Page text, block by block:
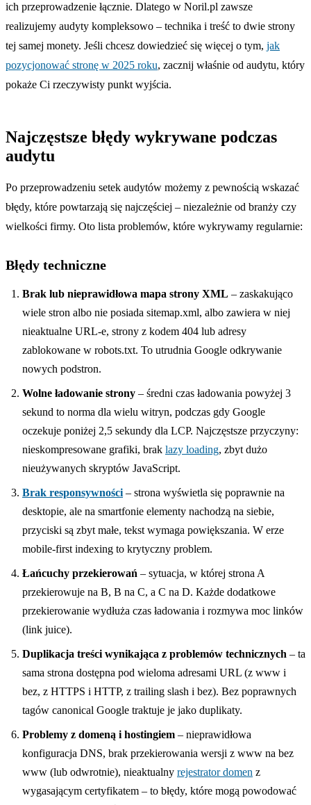
ich przeprowadzenie łącznie. Dlatego w Noril.pl zawsze
realizujemy audyty kompleksowo – technika i treść to dwie strony
tej samej monety. Jeśli chcesz dowiedzieć się więcej o tym, jak
pozycjonować stronę w 2025 roku, zacznij właśnie od audytu, który
pokaże Ci rzeczywisty punkt wyjścia.
Najczęstsze błędy wykrywane podczas
audytu
Po przeprowadzeniu setek audytów możemy z pewnością wskazać
błędy, które powtarzają się najczęściej – niezależnie od branży czy
wielkości firmy. Oto lista problemów, które wykrywamy regularnie:
Błędy techniczne
Brak lub nieprawidłowa mapa strony XML – zaskakująco
wiele stron albo nie posiada sitemap.xml, albo zawiera w niej
nieaktualne URL-e, strony z kodem 404 lub adresy
zablokowane w robots.txt. To utrudnia Google odkrywanie
nowych podstron.
Wolne ładowanie strony – średni czas ładowania powyżej 3
sekund to norma dla wielu witryn, podczas gdy Google
oczekuje poniżej 2,5 sekundy dla LCP. Najczęstsze przyczyny:
nieskompresowane grafiki, brak lazy loading, zbyt dużo
nieużywanych skryptów JavaScript.
Brak responsywności – strona wyświetla się poprawnie na
desktopie, ale na smartfonie elementy nachodzą na siebie,
przyciski są zbyt małe, tekst wymaga powiększania. W erze
mobile-first indexing to krytyczny problem.
Łańcuchy przekierowań – sytuacja, w której strona A
przekierowuje na B, B na C, a C na D. Każde dodatkowe
przekierowanie wydłuża czas ładowania i rozmywa moc linków
(link juice).
Duplikacja treści wynikająca z problemów technicznych – ta
sama strona dostępna pod wieloma adresami URL (z www i
bez, z HTTPS i HTTP, z trailing slash i bez). Bez poprawnych
tagów canonical Google traktuje je jako duplikaty.
Problemy z domeną i hostingiem – nieprawidłowa
konfiguracja DNS, brak przekierowania wersji z www na bez
www (lub odwrotnie), nieaktualny rejestrator domen z
wygasającym certyfikatem – to błędy, które mogą powodować